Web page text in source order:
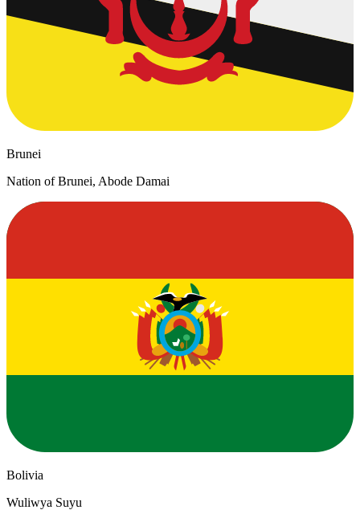
Brunei
Nation of Brunei, Abode Damai
Bolivia
Wuliwya Suyu